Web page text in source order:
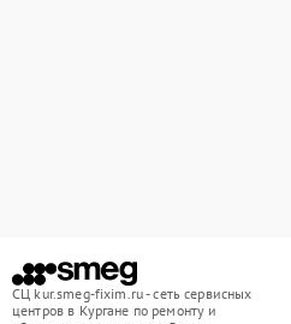
СЦ kur.smeg-fixim.ru - сеть сервисных
центров в Кургане по ремонту и